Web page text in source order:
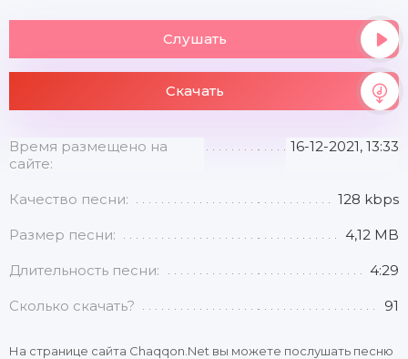
Слушать
Скачать
Время размещено на
сайте:
16-12-2021, 13:33
Качество песни: 128 kbps
Размер песни: 4,12 MB
Длительность песни: 4:29
Сколько скачать? 91
На странице сайта Chaqqon.Net вы можете послушать песню